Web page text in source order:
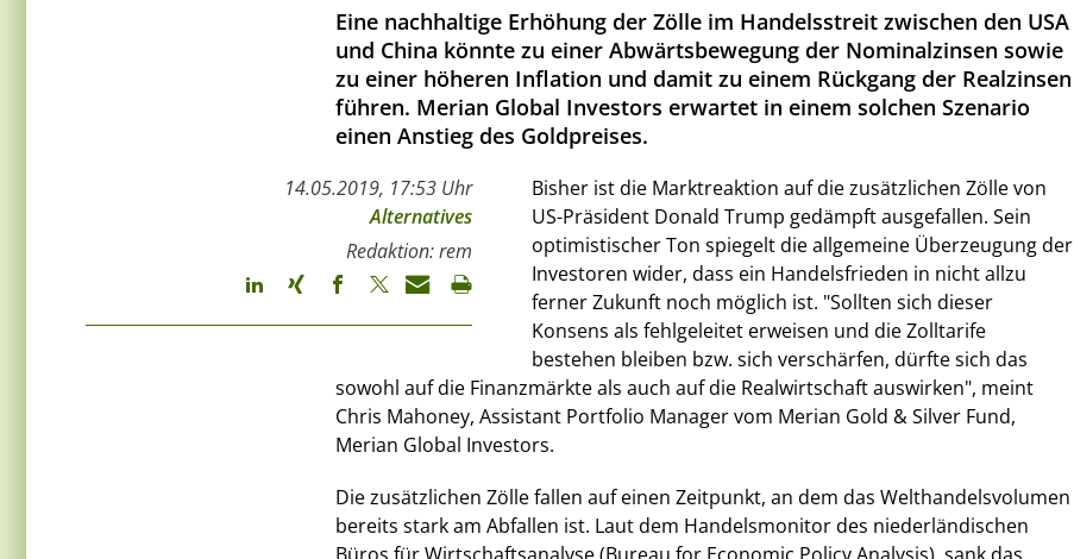
Eine nachhaltige Erhöhung der Zölle im Handelsstreit zwischen den USA
und China könnte zu einer Abwärtsbewegung der Nominalzinsen sowie
zu einer höheren Inflation und damit zu einem Rückgang der Realzinsen
führen. Merian Global Investors erwartet in einem solchen Szenario
einen Anstieg des Goldpreises.
14.05.2019, 17:53 Uhr
Alternatives
Redaktion: rem
Bisher ist die Marktreaktion auf die zusätzlichen Zölle von
US-Präsident Donald Trump gedämpft ausgefallen. Sein
optimistischer Ton spiegelt die allgemeine Überzeugung der
Investoren wider, dass ein Handelsfrieden in nicht allzu
ferner Zukunft noch möglich ist. "Sollten sich dieser
Konsens als fehlgeleitet erweisen und die Zolltarife
bestehen bleiben bzw. sich verschärfen, dürfte sich das
sowohl auf die Finanzmärkte als auch auf die Realwirtschaft auswirken", meint
Chris Mahoney, Assistant Portfolio Manager vom Merian Gold & Silver Fund,
Merian Global Investors.
Die zusätzlichen Zölle fallen auf einen Zeitpunkt, an dem das Welthandelsvolumen
bereits stark am Abfallen ist. Laut dem Handelsmonitor des niederländischen